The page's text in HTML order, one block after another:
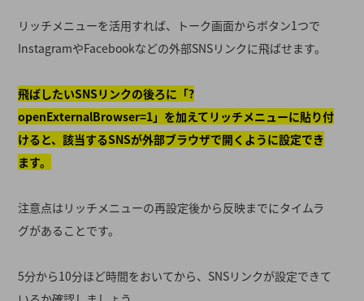
リッチメニューを活用すれば、トーク画面からボタン1つで
InstagramやFacebookなどの外部SNSリンクに飛ばせます。
飛ばしたいSNSリンクの後ろに「?
openExternalBrowser=1」を加えてリッチメニューに貼り付
けると、該当するSNSが外部ブラウザで開くように設定でき
ます。
注意点はリッチメニューの再設定後から反映までにタイムラ
グがあることです。
5分から10分ほど時間をおいてから、SNSリンクが設定できて